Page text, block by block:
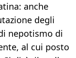
anche
degli
nepotismo di
al cui posto